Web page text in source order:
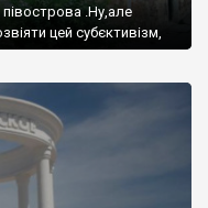
.Ну,але
цей субєктивізм,